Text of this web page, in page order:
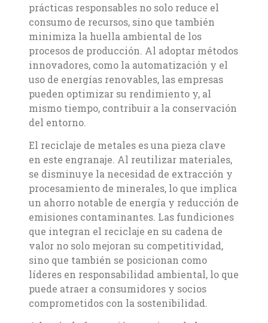
prácticas responsables no solo reduce el
consumo de recursos, sino que también
minimiza la huella ambiental de los
procesos de producción. Al adoptar métodos
innovadores, como la automatización y el
uso de energías renovables, las empresas
pueden optimizar su rendimiento y, al
mismo tiempo, contribuir a la conservación
del entorno.
El reciclaje de metales es una pieza clave
en este engranaje. Al reutilizar materiales,
se disminuye la necesidad de extracción y
procesamiento de minerales, lo que implica
un ahorro notable de energía y reducción de
emisiones contaminantes. Las fundiciones
que integran el reciclaje en su cadena de
valor no solo mejoran su competitividad,
sino que también se posicionan como
líderes en responsabilidad ambiental, lo que
puede atraer a consumidores y socios
comprometidos con la sostenibilidad.